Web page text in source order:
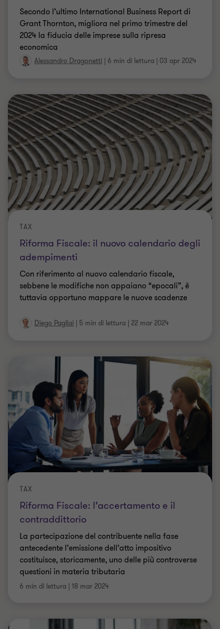
Riforma Fiscale: il nuovo calendario degli
adempimenti
TAX
Con riferimento al nuovo calendario fiscale,
tuttavia opportuno mappare le nuove scadenze
Diego Pagliai |
Riforma Fiscale: l’accertamento e il
contraddittorio
La partecipazione del contribuente nella fase
costituisce, storicamente, uno delle più controverse
questioni in materia tributaria
6 min di lettura | 18 mar 2024
Welcome!
We process your personal information to measure and improve
our sites and service, to assist our marketing campaigns and to
provide personalised content and advertising. By clicking the
button on the right, you can exercise your privacy rights. For
more information see our privacy noticeCookie Policy
Accept all cookies